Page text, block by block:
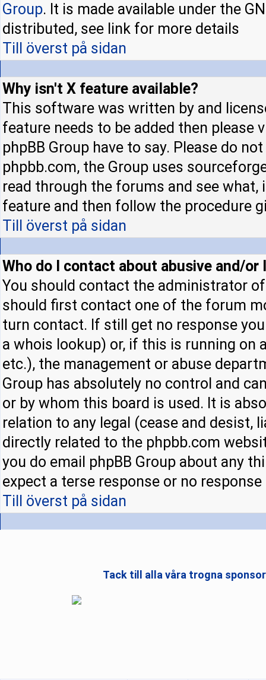
Group. It is made available under the
distributed, see link for more details
Till överst på sidan
Why isn't X feature available?
This software was written by and
feature needs to be added then please
phpBB Group have to say. Please do
phpbb.com, the Group uses
read through the forums and see
feature and then follow the procedure
Till överst på sidan
Who do I contact about abusive and/
You should contact the administrator
should first contact one of the forum
turn contact. If still get no response
a whois lookup) or, if this is running on
etc.), the management or abuse
Group has absolutely no control and
or by whom this board is used. It is
relation to any legal (cease and desist,
directly related to the phpbb.com
you do email phpBB Group about any
expect a terse response or no response
Till överst på sidan
Tack till alla våra trogna